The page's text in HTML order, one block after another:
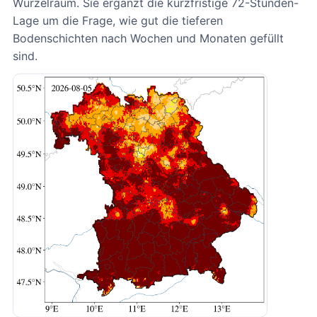
Wurzelraum. Sie ergänzt die kurzfristige 72-Stunden-
Lage um die Frage, wie gut die tieferen
Bodenschichten nach Wochen und Monaten gefüllt
sind.